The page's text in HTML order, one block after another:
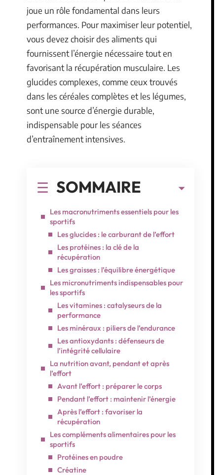
joue un rôle fondamental dans leurs
performances. Pour maximiser leur potentiel,
vous devez choisir des aliments qui
fournissent l’énergie nécessaire tout en
favorisant la récupération musculaire. Les
glucides complexes, comme ceux trouvés
dans les céréales complètes et les légumes,
sont une source d’énergie durable,
indispensable pour les séances
d’entraînement intensives.
SOMMAIRE
Les macronutriments essentiels pour les
sportifs
Les glucides : le carburant de l’effort
Les protéines : la clé de la
récupération
Les graisses : l’équilibre énergétique
Les micronutriments indispensables pour
les sportifs
Les vitamines : catalyseurs de la
performance
Les minéraux : piliers de l’endurance
Les antioxydants : défenseurs de
l’intégrité cellulaire
La nutrition avant, pendant et après
l’effort
Avant l’effort : préparer le corps
Pendant l’effort : maintenir l’énergie
Après l’effort : favoriser la
récupération
Les compléments alimentaires pour les
sportifs
Protéines en poudre
Créatine